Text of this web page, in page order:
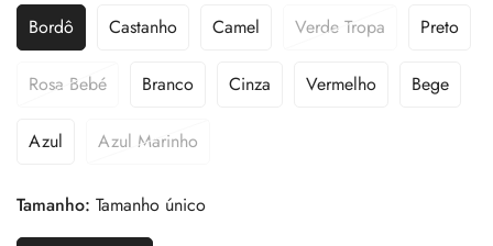
Bordô Castanho Camel Verde Tropa Preto
Rosa Bebé Branco Cinza Vermelho Bege
Azul Azul Marinho
Tamanho: Tamanho único